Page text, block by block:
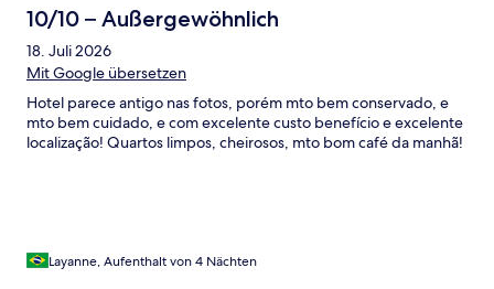
10/10 – Außergewöhnlich
18. Juli 2026
Mit Google übersetzen
Hotel parece antigo nas fotos, porém mto bem conservado, e
mto bem cuidado, e com excelente custo benefício e excelente
localização! Quartos limpos, cheirosos, mto bom café da manhã!
Layanne, Aufenthalt von 4 Nächten